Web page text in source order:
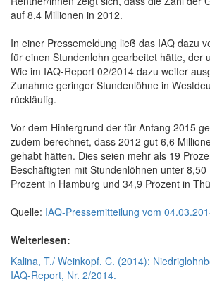
auf 8,4 Millionen in 2012.
In einer Pressemeldung ließ das IAQ dazu
für einen Stundenlohn gearbeitet hätte, der
Wie im IAQ-Report 02/2014 dazu weiter
Zunahme geringer Stundenlöhne in
rückläufig.
Vor dem Hintergrund der für Anfang 2015
zudem berechnet, dass 2012 gut 6,6
gehabt hätten. Dies seien mehr als 19
Beschäftigten mit Stundenlöhnen unter
Prozent in Hamburg und 34,9 Prozent in
Quelle: IAQ-Pressemitteilung vom
Weiterlesen:
Kalina, T./ Weinkopf, C. (2014):
IAQ-Report, Nr. 2/2014.